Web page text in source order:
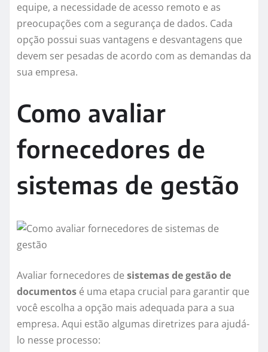
equipe, a necessidade de acesso remoto e as
preocupações com a segurança de dados. Cada
opção possui suas vantagens e desvantagens que
devem ser pesadas de acordo com as demandas da
sua empresa.
Como avaliar
fornecedores de
sistemas de gestão
Avaliar fornecedores de sistemas de gestão de
documentos é uma etapa crucial para garantir que
você escolha a opção mais adequada para a sua
empresa. Aqui estão algumas diretrizes para ajudá-
lo nesse processo: